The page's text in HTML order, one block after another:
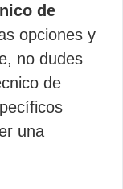
de
opciones y
no dudes
de
una